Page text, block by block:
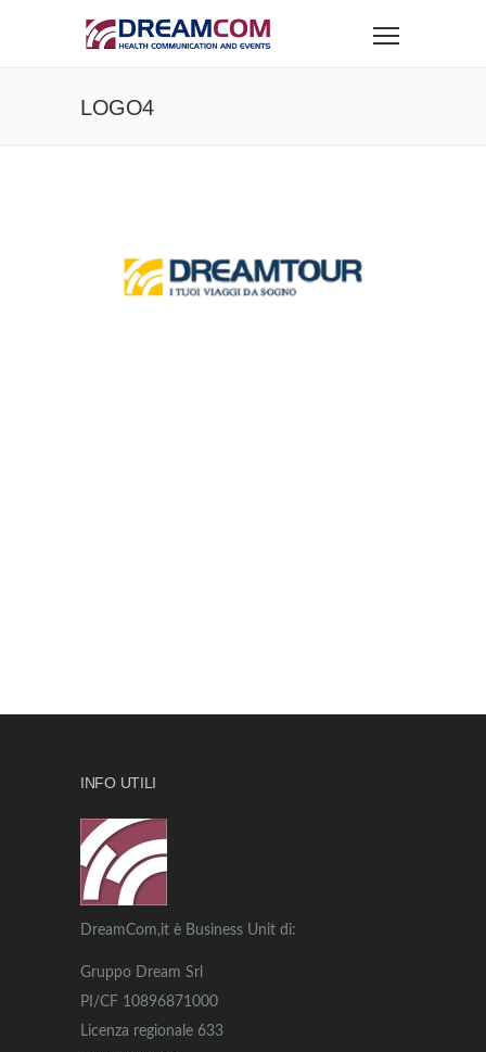
LOGO4
INFO UTILI
DreamCom,it è Business Unit di:
Gruppo Dream Srl
PI/CF 10896871000
Licenza regionale 633